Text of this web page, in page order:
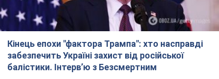
Кінець епохи "фактора Трампа": хто насправді
забезпечить Україні захист від російської
балістики. Інтерв’ю з Безсмертним